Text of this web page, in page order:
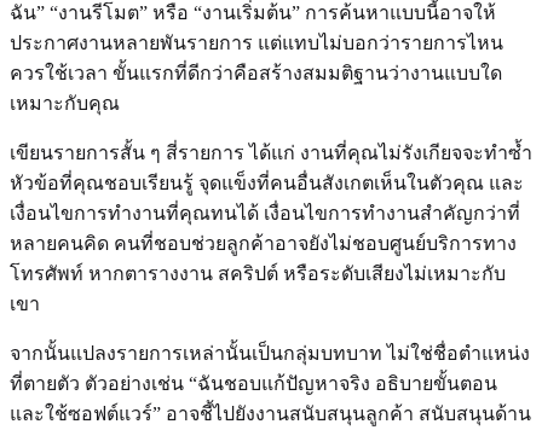
ฉัน” “งานรีโมต” หรือ “งานเริ่มต้น” การค้นหาแบบนี้อาจให้
ประกาศงานหลายพันรายการ แต่แทบไม่บอกว่ารายการไหน
ควรใช้เวลา ขั้นแรกที่ดีกว่าคือสร้างสมมติฐานว่างานแบบใด
เหมาะกับคุณ
เขียนรายการสั้น ๆ สี่รายการ ได้แก่ งานที่คุณไม่รังเกียจจะทำซ้ำ
หัวข้อที่คุณชอบเรียนรู้ จุดแข็งที่คนอื่นสังเกตเห็นในตัวคุณ และ
เงื่อนไขการทำงานที่คุณทนได้ เงื่อนไขการทำงานสำคัญกว่าที่
หลายคนคิด คนที่ชอบช่วยลูกค้าอาจยังไม่ชอบศูนย์บริการทาง
โทรศัพท์ หากตารางงาน สคริปต์ หรือระดับเสียงไม่เหมาะกับ
เขา
จากนั้นแปลงรายการเหล่านั้นเป็นกลุ่มบทบาท ไม่ใช่ชื่อตำแหน่ง
ที่ตายตัว ตัวอย่างเช่น “ฉันชอบแก้ปัญหาจริง อธิบายขั้นตอน
และใช้ซอฟต์แวร์” อาจชี้ไปยังงานสนับสนุนลูกค้า สนับสนุนด้าน